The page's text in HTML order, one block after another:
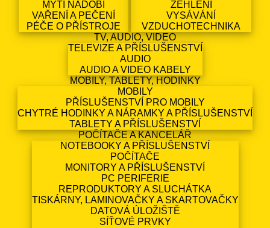
MYTÍ NÁDOBÍ
VAŘENÍ A PEČENÍ
PÉČE O PŘÍSTROJE
ŽEHLENÍ
VYSÁVÁNÍ
VZDUCHOTECHNIKA
TV, AUDIO, VIDEO
TELEVIZE A PŘÍSLUŠENSTVÍ
AUDIO
AUDIO A VIDEO KABELY
MOBILY, TABLETY, HODINKY
MOBILY
PŘÍSLUŠENSTVÍ PRO MOBILY
CHYTRÉ HODINKY A NÁRAMKY A PŘÍSLUŠENSTVÍ
TABLETY A PŘÍSLUŠENSTVÍ
POČÍTAČE A KANCELÁŘ
NOTEBOOKY A PŘÍSLUŠENSTVÍ
POČÍTAČE
MONITORY A PŘÍSLUŠENSTVÍ
PC PERIFERIE
REPRODUKTORY A SLUCHÁTKA
TISKÁRNY, LAMINOVAČKY A SKARTOVAČKY
DATOVÁ ÚLOŽIŠTĚ
SÍŤOVÉ PRVKY